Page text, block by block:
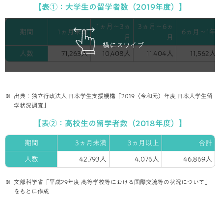
【表①：大学生の留学者数（2019年度）】
期間 1ヵ月未満
1ヵ月～ 3ヵ
月
3ヵ月～ 6ヵ
月
6ヵ月～ 1年
人数 71,263人 10,408人 11,404人 11,562人
横にスワイプ
出典：独立行政法人 日本学生支援機構「2019（令和元）年度 日本人学生留
学状況調査」
【表②：高校生の留学者数（2018年度）】
期間 3ヵ月未満 3ヵ月以上 合計
人数 42,793人 4,076人 46,869人
文部科学省「平成29年度 高等学校等における国際交流等の状況について」
をもとに作成